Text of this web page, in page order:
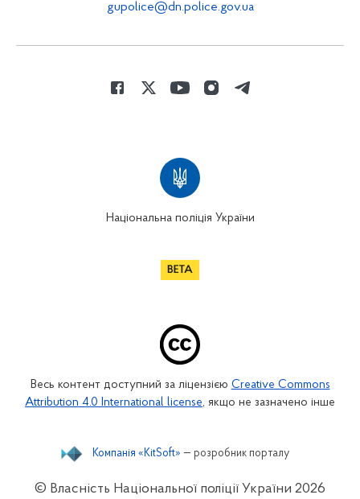
gupolice@dn.police.gov.ua
Національна поліція України
Весь контент доступний за ліцензією Creative Commons
Attribution 4.0 International license, якщо не зазначено інше
© Власність Національної поліції України 2026
Компанія «KitSoft» — розробник порталу